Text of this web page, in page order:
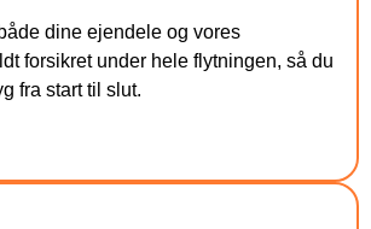
dine ejendele og vores
forsikret under hele flytningen, så du
fra start til slut.